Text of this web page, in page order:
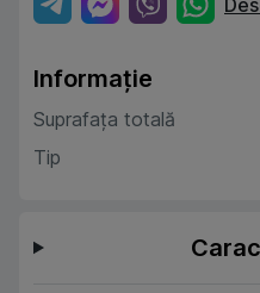
Informație
Suprafața totală
Tip